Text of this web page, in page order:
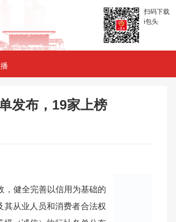
扫码下载
i包头
发布，19家上榜
，健全完善以信用为基础的
从业人员和消费者合法权